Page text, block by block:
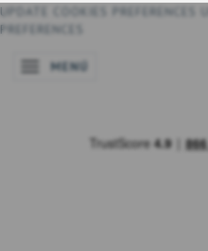
UPDATE COOKIES PREFERENCES
PREFERENCES
NAVEGACIÓN DE PALANCA
MENÚ